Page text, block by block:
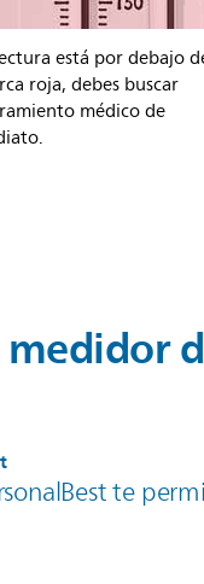
está por debajo
roja, debes buscar
médico de
te